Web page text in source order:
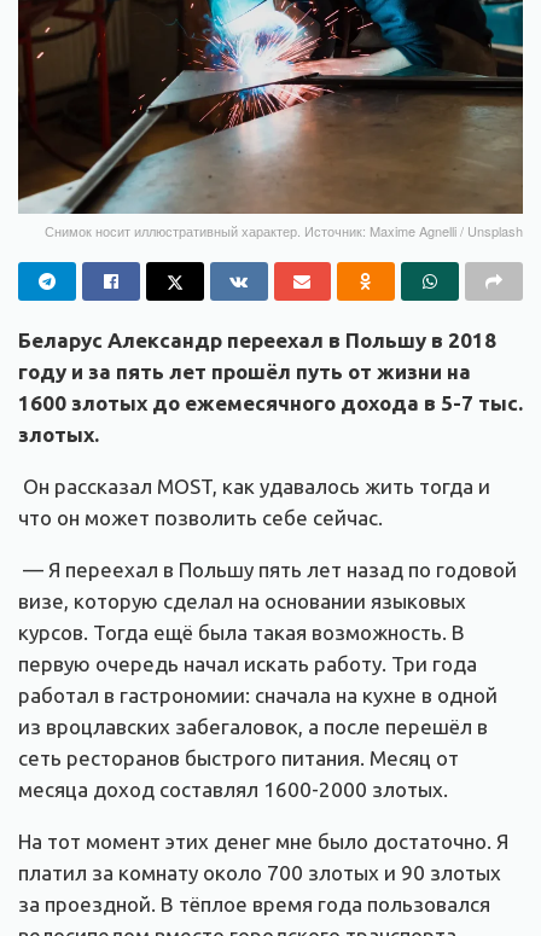
Снимок носит иллюстративный характер. Источник: Maxime Agnelli / Unsplash
Беларус Александр переехал в Польшу в 2018
году и за пять лет прошёл путь от жизни на
1600 злотых до ежемесячного дохода в 5-7 тыс.
злотых.
Он рассказал MOST, как удавалось жить тогда и
что он может позволить себе сейчас.
— Я переехал в Польшу пять лет назад по годовой
визе, которую сделал на основании языковых
курсов. Тогда ещё была такая возможность. В
первую очередь начал искать работу. Три года
работал в гастрономии: сначала на кухне в одной
из вроцлавских забегаловок, а после перешёл в
сеть ресторанов быстрого питания. Месяц от
месяца доход составлял 1600-2000 злотых.
На тот момент этих денег мне было достаточно. Я
платил за комнату около 700 злотых и 90 злотых
за проездной. В тёплое время года пользовался